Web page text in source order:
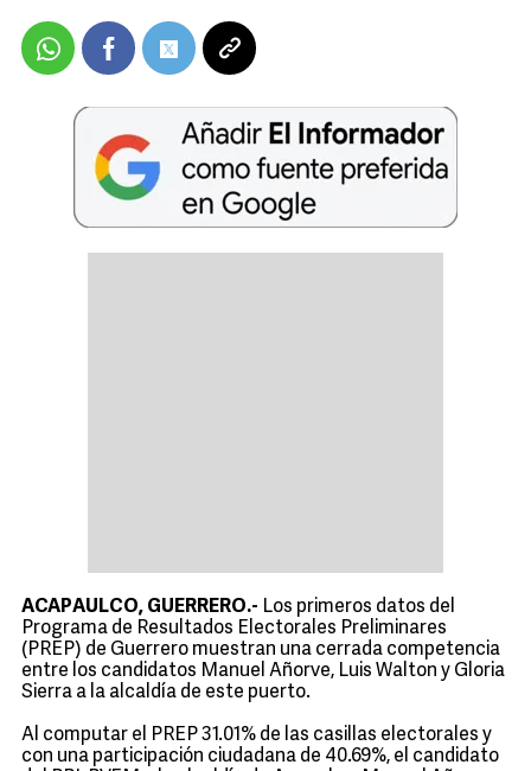
ACAPAULCO, GUERRERO.- Los primeros datos del
Programa de Resultados Electorales Preliminares
(PREP) de Guerrero muestran una cerrada competencia
entre los candidatos Manuel Añorve, Luis Walton y Gloria
Sierra a la alcaldía de este puerto.
Al computar el PREP 31.01% de las casillas electorales y
con una participación ciudadana de 40.69%, el candidato